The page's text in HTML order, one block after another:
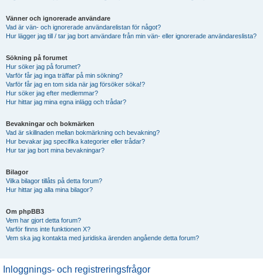
Vänner och ignorerade användare
Vad är vän- och ignorerade användarelistan för något?
Hur lägger jag till / tar jag bort användare från min vän- eller ignorerade användareslista?
Sökning på forumet
Hur söker jag på forumet?
Varför får jag inga träffar på min sökning?
Varför får jag en tom sida när jag försöker söka!?
Hur söker jag efter medlemmar?
Hur hittar jag mina egna inlägg och trådar?
Bevakningar och bokmärken
Vad är skillnaden mellan bokmärkning och bevakning?
Hur bevakar jag specifika kategorier eller trådar?
Hur tar jag bort mina bevakningar?
Bilagor
Vilka bilagor tillåts på detta forum?
Hur hittar jag alla mina bilagor?
Om phpBB3
Vem har gjort detta forum?
Varför finns inte funktionen X?
Vem ska jag kontakta med juridiska ärenden angående detta forum?
Inloggnings- och registreringsfrågor